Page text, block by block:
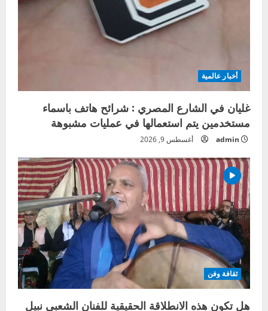
أخبار عالمية
غليان في الشارع المصري : شرائح هاتف باسماء
مستخدمين يتم استعمالها في عمليات مشبوهة
admin أغسطس 9, 2026
ثقافة وفن
هل تكون هذه الانطلاقة الحقيقية للفنان الشعبي نبيل